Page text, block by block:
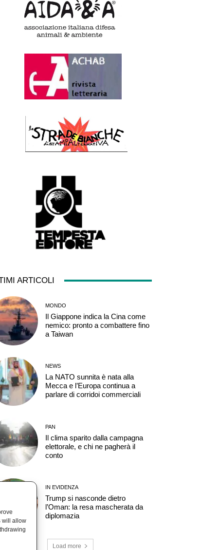
will allow
ARTICOLI
MONDO
Il Giappone indica la Cina come
nemico: pronto a combattere fino
a Taiwan
NEWS
La NATO sunnita è nata alla
Mecca e l’Europa continua a
parlare di corridoi commerciali
PAN
Il clima sparito dalla campagna
elettorale, e chi ne pagherà il
conto
IN EVIDENZA
Trump si nasconde dietro
l’Oman: la resa mascherata da
diplomazia
Load more